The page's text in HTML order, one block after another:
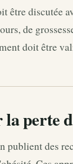
être discutée
de
doit être
perte
des